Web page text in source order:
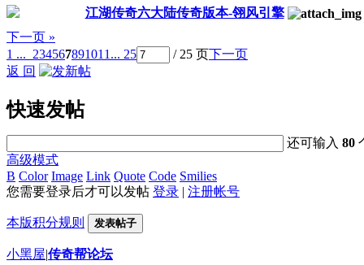
江湖传奇六大陆传奇版本-翎风引擎
下一页 »
1 ... 234567891011 ... 25 / 25 页下一页
返 回
快速发帖
还可输入80
高级模式
B Color Image Link Quote Code Smilies
您需要登录后才可以发帖 登录 | 注册帐号
本版积分规则 发表帖子
小黑屋|传奇帮论坛